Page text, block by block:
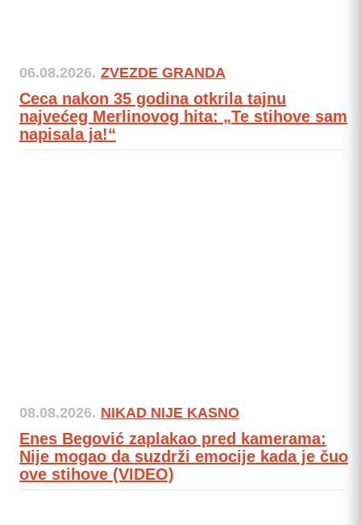
06.08.2026. ZVEZDE GRANDA
Ceca nakon 35 godina otkrila tajnu
najvećeg Merlinovog hita: „Te stihove sam
napisala ja!“
08.08.2026. NIKAD NIJE KASNO
Enes Begović zaplakao pred kamerama:
Nije mogao da suzdrži emocije kada je čuo
ove stihove (VIDEO)